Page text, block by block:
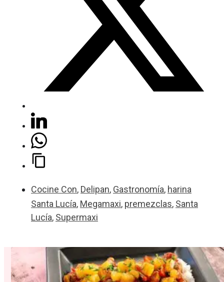
Cocine Con, Delipan, Gastronomía, harina
Santa Lucía, Megamaxi, premezclas, Santa
Lucía, Supermaxi